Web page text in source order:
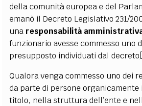
della comunità europea e del
emanò il Decreto Legislativo 231/
una responsabilità
funzionario avesse commesso uno
presupposto individuati dal decreto
Qualora venga commesso uno dei
da parte di persone organicamente
titolo, nella struttura dell’ente e